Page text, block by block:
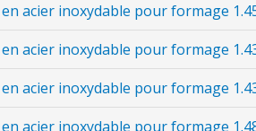
en acier inoxydable pour formage
en acier inoxydable pour formage
en acier inoxydable pour formage
en acier inoxydable pour formage